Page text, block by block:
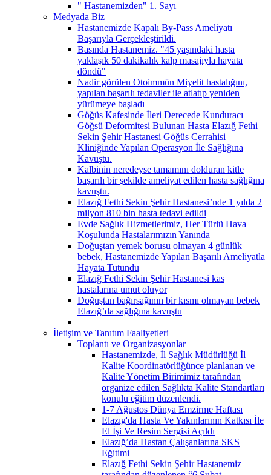
" Hastanemizden" 1. Sayı
Medyada Biz
Hastanemizde Kapalı By-Pass Ameliyatı
Başarıyla Gerçekleştirildi.
Basında Hastanemiz. "45 yaşındaki hasta
yaklaşık 50 dakikalık kalp masajıyla hayata
döndü"
Nadir görülen Otoimmün Miyelit hastalığını,
yapılan başarılı tedaviler ile atlatıp yeniden
yürümeye başladı
Göğüs Kafesinde İleri Derecede Kunduracı
Göğsü Deformitesi Bulunan Hasta Elazığ Fethi
Sekin Şehir Hastanesi Göğüs Cerrahisi
Kliniğinde Yapılan Operasyon İle Sağlığına
Kavuştu.
Kalbinin neredeyse tamamını dolduran kitle
başarılı bir şekilde ameliyat edilen hasta sağlığına
kavuştu.
Elazığ Fethi Sekin Şehir Hastanesi’nde 1 yılda 2
milyon 810 bin hasta tedavi edildi
Evde Sağlık Hizmetlerimiz, Her Türlü Hava
Koşulunda Hastalarımızın Yanında
Doğuştan yemek borusu olmayan 4 günlük
bebek, Hastanemizde Yapılan Başarılı Ameliyatla
Hayata Tutundu
Elazığ Fethi Sekin Şehir Hastanesi kas
hastalarına umut oluyor
Doğuştan bağırsağının bir kısmı olmayan bebek
Elazığ’da sağlığına kavuştu
İletişim ve Tanıtım Faaliyetleri
Toplantı ve Organizasyonlar
Hastanemizde, İl Sağlık Müdürlüğü İl
Kalite Koordinatörlüğünce planlanan ve
Kalite Yönetim Birimimiz tarafından
organize edilen Sağlıkta Kalite Standartları
konulu eğitim düzenlendi.
1-7 Ağustos Dünya Emzirme Haftası
Elazıg'da Hasta Ve Yakınlarının Katkısı İle
El İşi Ve Resim Sergisi Açıldı
Elazığ’da Hastan Çalışanlarına SKS
Eğitimi
Elazığ Fethi Sekin Şehir Hastanemiz